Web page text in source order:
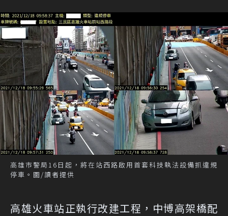
高雄市警局16日起，將在站西路啟用首套科技執法設備抓違規
停車。圖/讀者提供
高雄火車站正執行改建工程，中博高架橋配